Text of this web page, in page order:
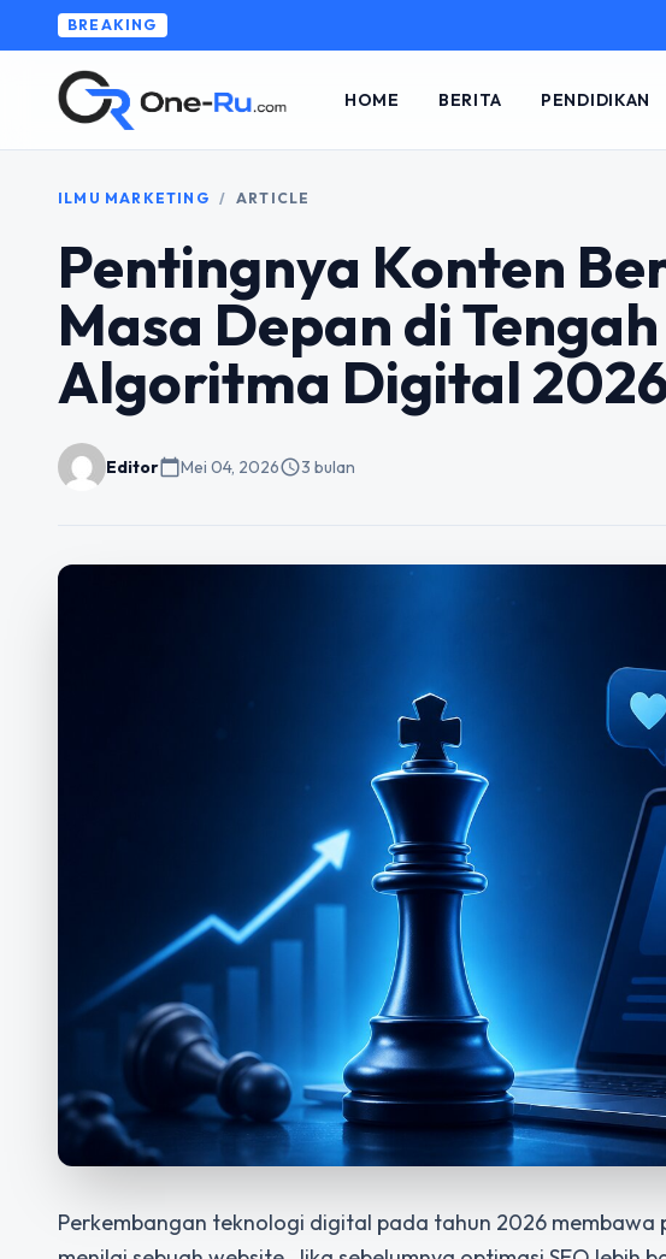
BREAKING
HOME BERITA PENDIDIKAN
ILMU MARKETING / ARTICLE
Pentingnya Konten
Masa Depan di
Algoritma Digital
Editorcalendar_todayMei 04, 2026schedule3 bulan
Perkembangan teknologi digital pada tahun 2026